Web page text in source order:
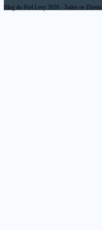
Blog do Hiel Levy 2020 - Todos os